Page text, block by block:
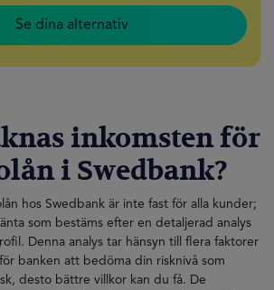
Se dina alternativ
inkomsten för
i Swedbank?
hos Swedbank är inte fast för alla kunder;
som bestäms efter en detaljerad analys
Denna analys tar hänsyn till flera faktorer
banken att bedöma din risknivå som
desto bättre villkor kan du få. De